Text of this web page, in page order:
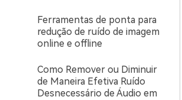
Ferramentas de ponta para
redução de ruído de imagem
online e offline
Como Remover ou Diminuir
de Maneira Efetiva Ruído
Desnecessário de Áudio em